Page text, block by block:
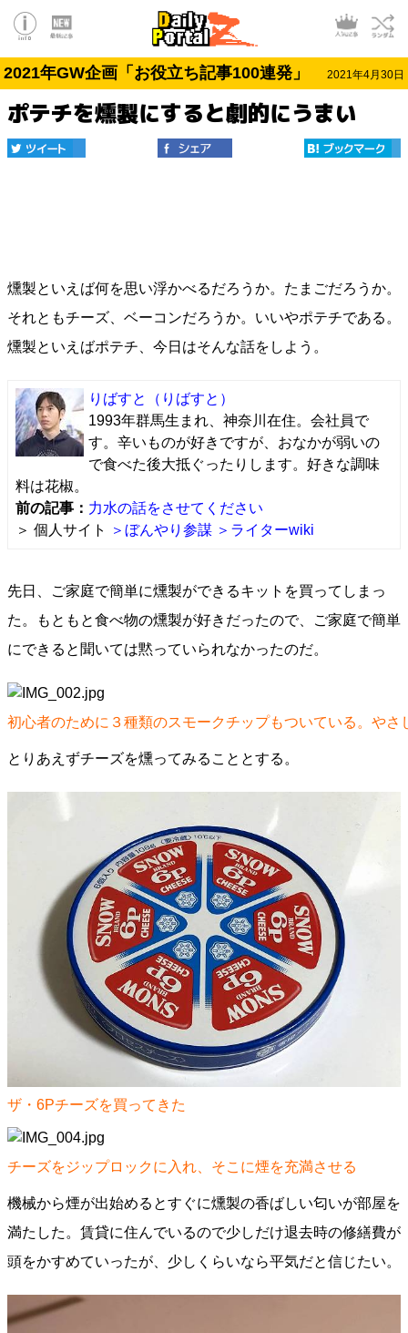
2021年GW企画「お役立ち記事100連発」 2021年4月30日
ポテチを燻製にすると劇的にうまい
燻製といえば何を思い浮かべるだろうか。たまごだろうか。
それともチーズ、ベーコンだろうか。いいやポテチである。
燻製といえばポテチ、今日はそんな話をしよう。
りばすと
（りばすと）
1993年群馬生まれ、神奈川在住。会社員で
す。辛いものが好きですが、おなかが弱いの
で食べた後大抵ぐったりします。好きな調味
料は花椒。
前の記事： 力水の話をさせてください
＞ 個人サイト
＞ぼんやり参謀 ＞ライターwiki
先日、ご家庭で簡単に燻製ができるキットを買ってしまっ
た。もともと食べ物の燻製が好きだったので、ご家庭で簡単
にできると聞いては黙っていられなかったのだ。
初心者のために３種類のスモークチップもついている。やさ
とりあえずチーズを燻ってみることとする。
ザ・6Pチーズを買ってきた
チーズをジップロックに入れ、そこに煙を充満させる
機械から煙が出始めるとすぐに燻製の香ばしい匂いが部屋を
満たした。賃貸に住んでいるので少しだけ退去時の修繕費が
頭をかすめていったが、少しくらいなら平気だと信じたい。